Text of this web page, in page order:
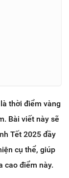
thời điểm vàng
Bài viết này sẽ
Tết 2025 đầy
cụ thể, giúp
cao điểm này.